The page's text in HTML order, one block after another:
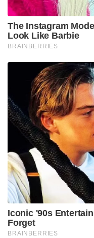
The Instagram
Look Like Barbie
BRAINBERRIES
Iconic '90s
Forget
BRAINBERRIES